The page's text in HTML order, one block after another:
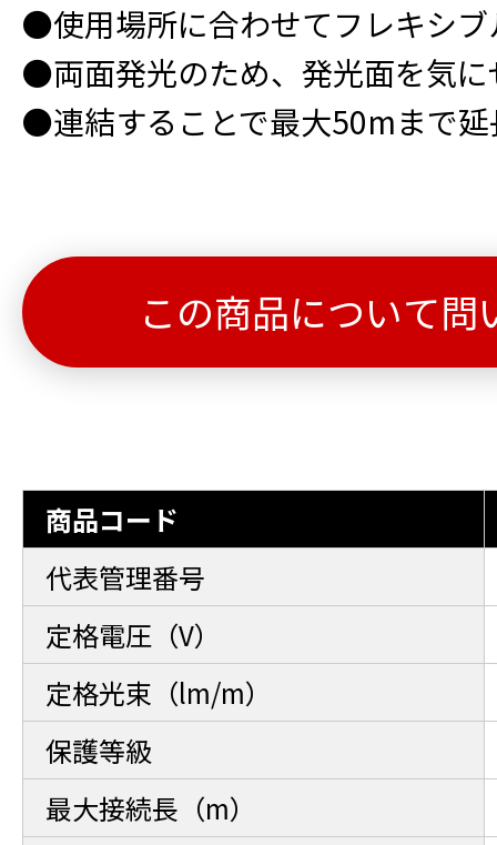
●使用場所に合わせてフレキシブ
●両面発光のため、発光面を気に
●連結することで最大50mまで延
この商品について問
商品コード
代表管理番号
定格電圧（V）
定格光束（lm/m）
保護等級
最大接続長（m）